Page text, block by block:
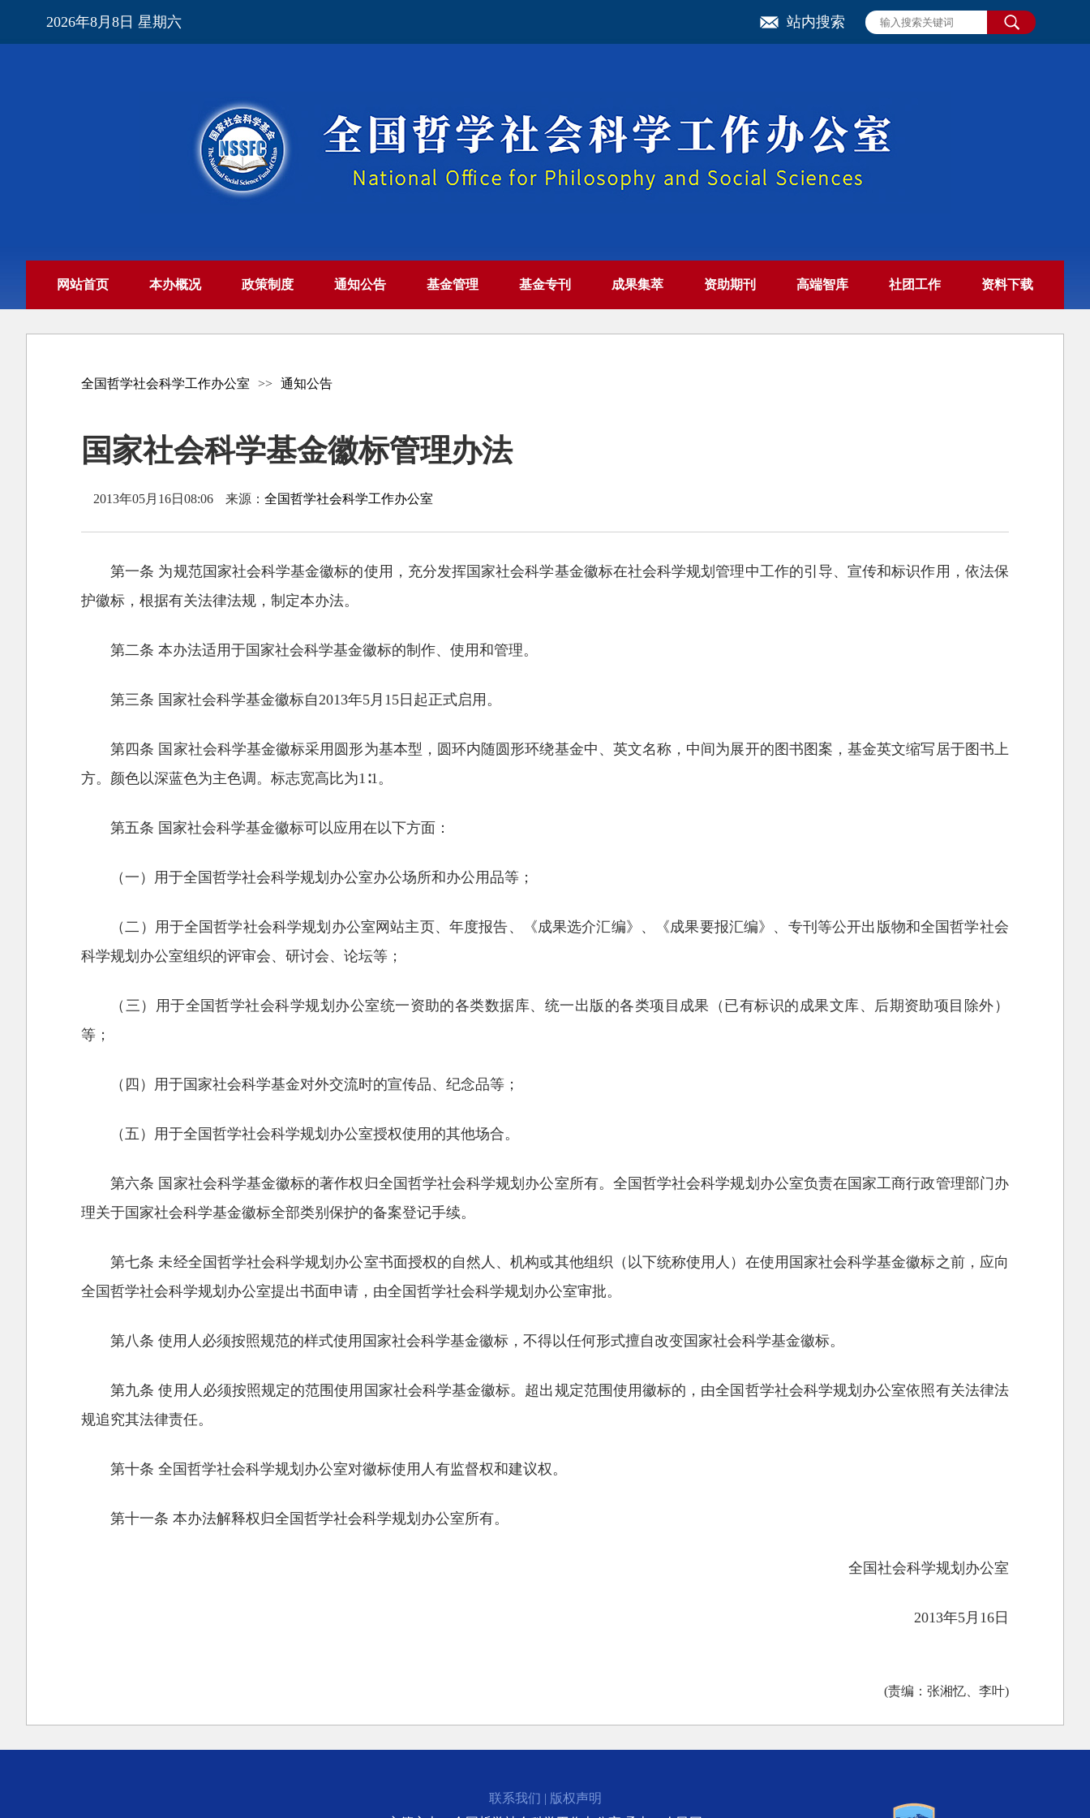
2026年8月8日 星期六 站内搜索
网站首页 本办概况 政策制度 通知公告 基金管理 基金专刊 成果集萃 资助期刊 高端智库 社团工作 资料下载
全国哲学社会科学工作办公室 >> 通知公告
国家社会科学基金徽标管理办法
2013年05月16日08:06 来源：全国哲学社会科学工作办公室
第一条 为规范国家社会科学基金徽标的使用，充分发挥国家社会科学基金徽标在社会科学规划管理中工作的引导、宣传和标识作用，依法保
护徽标，根据有关法律法规，制定本办法。
第二条 本办法适用于国家社会科学基金徽标的制作、使用和管理。
第三条 国家社会科学基金徽标自2013年5月15日起正式启用。
第四条 国家社会科学基金徽标采用圆形为基本型，圆环内随圆形环绕基金中、英文名称，中间为展开的图书图案，基金英文缩写居于图书上
方。颜色以深蓝色为主色调。标志宽高比为1∶1。
第五条 国家社会科学基金徽标可以应用在以下方面：
（一）用于全国哲学社会科学规划办公室办公场所和办公用品等；
（二）用于全国哲学社会科学规划办公室网站主页、年度报告、《成果选介汇编》、《成果要报汇编》、专刊等公开出版物和全国哲学社会
科学规划办公室组织的评审会、研讨会、论坛等；
（三）用于全国哲学社会科学规划办公室统一资助的各类数据库、统一出版的各类项目成果（已有标识的成果文库、后期资助项目除外）
等；
（四）用于国家社会科学基金对外交流时的宣传品、纪念品等；
（五）用于全国哲学社会科学规划办公室授权使用的其他场合。
第六条 国家社会科学基金徽标的著作权归全国哲学社会科学规划办公室所有。全国哲学社会科学规划办公室负责在国家工商行政管理部门办
理关于国家社会科学基金徽标全部类别保护的备案登记手续。
第七条 未经全国哲学社会科学规划办公室书面授权的自然人、机构或其他组织（以下统称使用人）在使用国家社会科学基金徽标之前，应向
全国哲学社会科学规划办公室提出书面申请，由全国哲学社会科学规划办公室审批。
第八条 使用人必须按照规范的样式使用国家社会科学基金徽标，不得以任何形式擅自改变国家社会科学基金徽标。
第九条 使用人必须按照规定的范围使用国家社会科学基金徽标。超出规定范围使用徽标的，由全国哲学社会科学规划办公室依照有关法律法
规追究其法律责任。
第十条 全国哲学社会科学规划办公室对徽标使用人有监督权和建议权。
第十一条 本办法解释权归全国哲学社会科学规划办公室所有。
全国社会科学规划办公室
2013年5月16日
(责编：张湘忆、李叶)
联系我们 | 版权声明